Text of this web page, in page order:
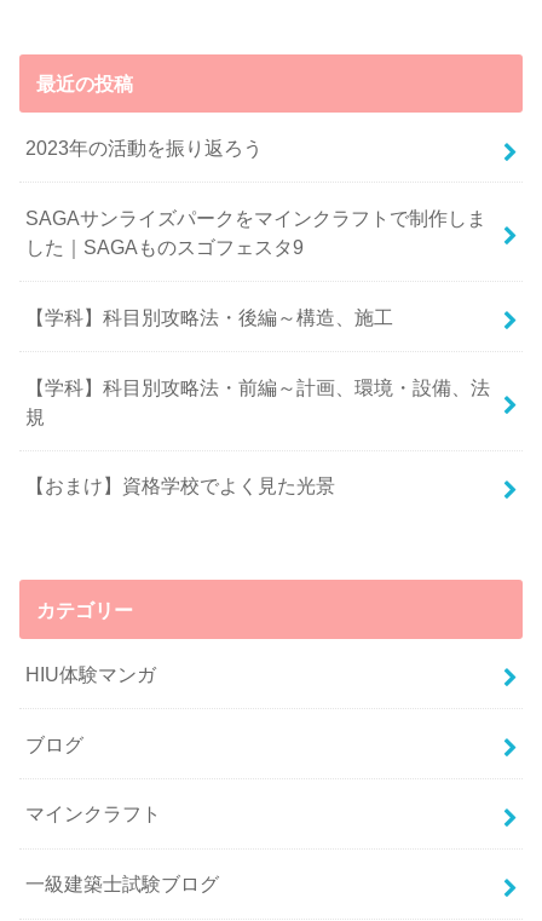
最近の投稿
2023年の活動を振り返ろう
SAGAサンライズパークをマインクラフトで制作しま
した｜SAGAものスゴフェスタ9
【学科】科目別攻略法・後編～構造、施工
【学科】科目別攻略法・前編～計画、環境・設備、法
規
【おまけ】資格学校でよく見た光景
カテゴリー
HIU体験マンガ
ブログ
マインクラフト
一級建築士試験ブログ